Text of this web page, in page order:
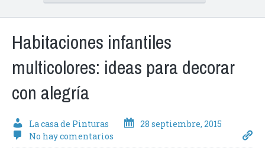
Habitaciones infantiles
multicolores: ideas para decorar
con alegría
La casa de Pinturas
28 septiembre, 2015
No hay comentarios